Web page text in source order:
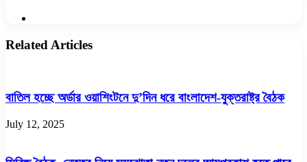
Related Articles
বাতিল হচ্ছে অর্ডার ওয়াশিংটনে দু’দিন ধরে বাংলাদেশ-যুক্তরাষ্ট্র বৈঠক
July 12, 2025